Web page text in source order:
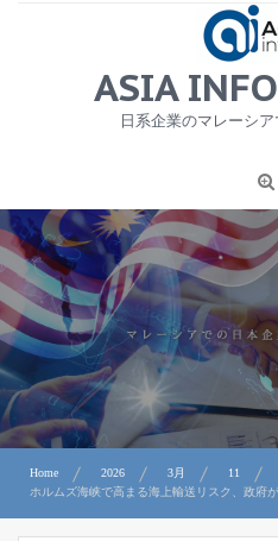
MENU
ニュース
労務サービス
プライバシーポリシー及び著
お問合せ
ASIA
日系企業のマレーシ
Home 2026 3月
11
ホルムズ海峡で高まる海上輸送リスク、政府